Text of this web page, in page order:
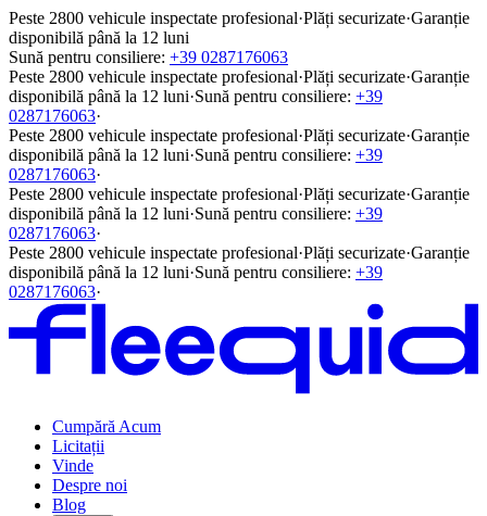
Peste 2800 vehicule inspectate profesional·Plăți securizate·Garanție
disponibilă până la 12 luni
Sună pentru consiliere: +39 0287176063
Peste 2800 vehicule inspectate profesional·Plăți securizate·Garanție
disponibilă până la 12 luni·Sună pentru consiliere: +39
0287176063·
Peste 2800 vehicule inspectate profesional·Plăți securizate·Garanție
disponibilă până la 12 luni·Sună pentru consiliere: +39
0287176063·
Peste 2800 vehicule inspectate profesional·Plăți securizate·Garanție
disponibilă până la 12 luni·Sună pentru consiliere: +39
0287176063·
Peste 2800 vehicule inspectate profesional·Plăți securizate·Garanție
disponibilă până la 12 luni·Sună pentru consiliere: +39
0287176063·
Cumpără Acum
Licitații
Vinde
Despre noi
Blog